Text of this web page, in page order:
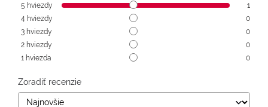
5 hviezdy
1
4 hviezdy
0
3 hviezdy
0
2 hviezdy
0
1 hviezda 0
Zoradiť recenzie